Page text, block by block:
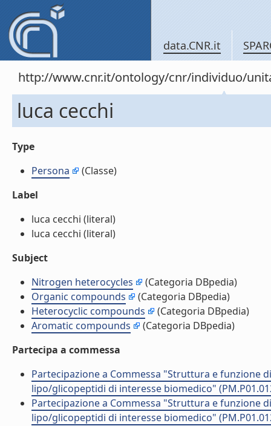
data.CNR.it
http://www.cnr.it/ontology/cnr/individuo/
luca cecchi
Type
Persona
(Classe)
Label
luca cecchi (literal)
luca cecchi (literal)
Subject
Nitrogen heterocycles
(Categoria DBpedia)
Organic compounds
(Categoria DBpedia)
Heterocyclic compounds
(Categoria DBpedia)
Aromatic compounds
(Categoria DBpedia)
Partecipa a commessa
Partecipazione a Commessa "Struttura e funzione
lipo/glicopeptidi di interesse biomedico"
Partecipazione a Commessa "Struttura e funzione
lipo/glicopeptidi di interesse biomedico"